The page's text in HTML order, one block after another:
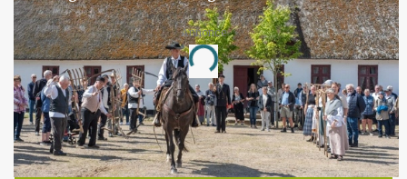
Annonce
Loading...
Jobs
i samarbejde med